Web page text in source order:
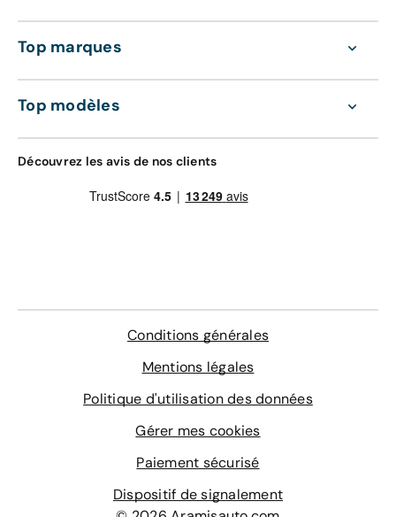
Top marques
Top modèles
Découvrez les avis de nos clients
Conditions générales
Mentions légales
Politique d'utilisation des données
Gérer mes cookies
Paiement sécurisé
Dispositif de signalement